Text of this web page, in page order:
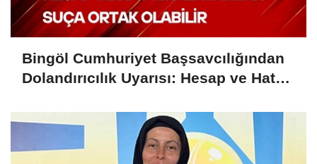
Bingöl Cumhuriyet Başsavcılığından
Dolandırıcılık Uyarısı: Hesap ve Hat